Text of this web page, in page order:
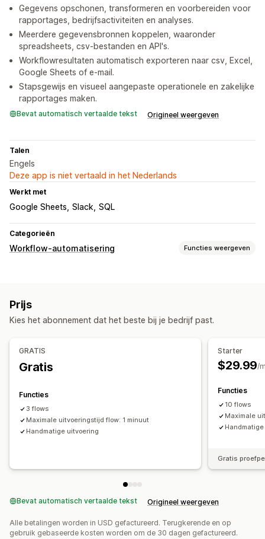
Gegevens opschonen, transformeren en voorbereiden voor
rapportages, bedrijfsactiviteiten en analyses.
Meerdere gegevensbronnen koppelen, waaronder
spreadsheets, csv-bestanden en API's.
Workflowresultaten automatisch exporteren naar csv, Excel,
Google Sheets of e-mail.
Stapsgewijs en visueel aangepaste operationele en zakelijke
rapportages maken.
Bevat automatisch vertaalde tekst Origineel weergeven
Talen
Engels
Deze app is niet vertaald in het Nederlands
Werkt met
Google Sheets Slack SQL
Categorieën
Workflow-automatisering Functies weergeven
Fraudedetectie
Afhandeling van bestellingen Tags voor bestellingen
Verkoopdrempels
Op tijd gebaseerd
Verwerking van bestellingen
Aanpassing
API's Voorwaardelijke logica
Automatische gegevenssynchronisatie
Geplande taken
Aangepaste workflows
Prijs
Kies het abonnement dat het beste bij je bedrijf past.
GRATIS
Gratis
Functies
3 flows
Maximale uitvoeringstijd flow: 1 minuut
Handmatige uitvoering
Starter
$29.99/
Functies
10 flows
Maximale
Gratis
Bevat automatisch vertaalde tekst Origineel weergeven
Alle betalingen worden in USD gefactureerd. Terugkerende en op
gebruik gebaseerde kosten worden om de 30 dagen gefactureerd.